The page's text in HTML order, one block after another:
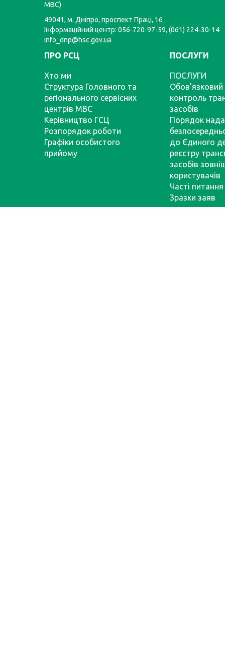
МВС)
49041, м. Дніпро, проспект Праці, 16
Інформаційний центр: 056-720-97-59, (061) 224-30-14
info_dnp@hsc.gov.ua
ПРО РСЦ
Хто ми
Структура Головного та
регіонального сервісних
центрів МВС
Керівництво ГСЦ
Розпорядок роботи
Графіки особистого
прийому
ПОСЛУГИ
ПОСЛУГИ
Обов’язковий
контроль
засобів
Порядок
до Єдиного
реєстру
засобів
користувачів
Часті питання
Зразки заяв